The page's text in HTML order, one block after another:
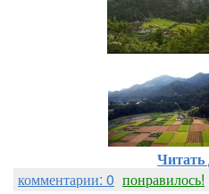
Читать
комментарии: 0 понравилось!